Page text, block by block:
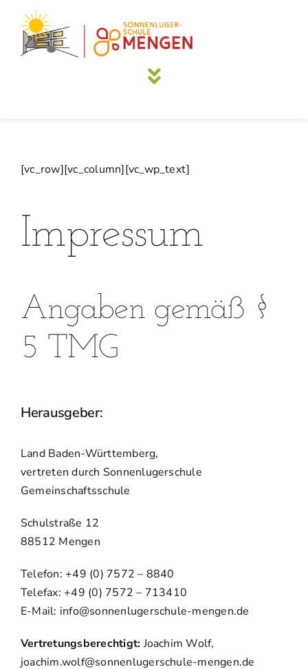
content
Toggle
Schülerinnen und Schüler
Schulsozialarbeit
Besonderes
[vc_row][vc_column][vc_wp_text]
Impressum
Angaben gemäß §
5 TMG
Herausgeber:
Land Baden-Württemberg,
vertreten durch Sonnenlugerschule
Gemeinschaftsschule
Schulstraße 12
88512 Mengen
Telefon: +49 (0) 7572 – 8840
Telefax: +49 (0) 7572 – 713410
E-Mail: info@sonnenlugerschule-mengen.de
Vertretungsberechtigt:Joachim Wolf,
joachim.wolf@sonnenlugerschule-mengen.de